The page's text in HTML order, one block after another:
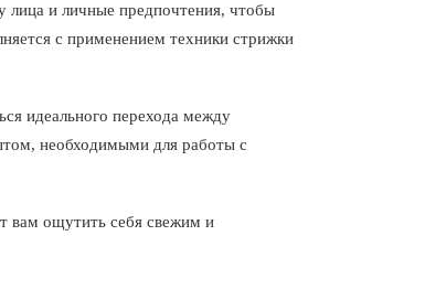
лица и личные предпочтения, чтобы
с применением техники стрижки
идеального перехода между
необходимыми для работы с
вам ощутить себя свежим и